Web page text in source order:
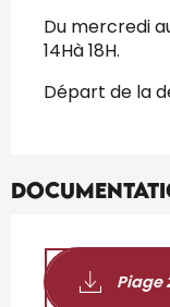
Du mercredi
14Hà 18H.
Départ de la
Piage